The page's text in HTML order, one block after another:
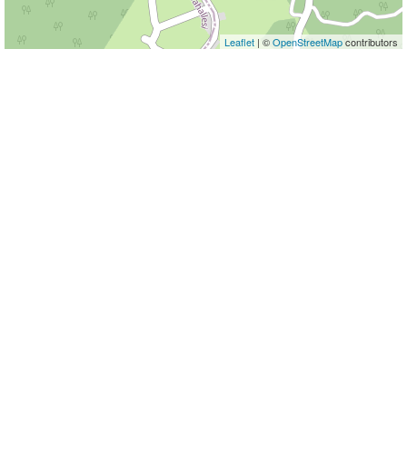
Leaflet | ©OpenStreetMapcontributors